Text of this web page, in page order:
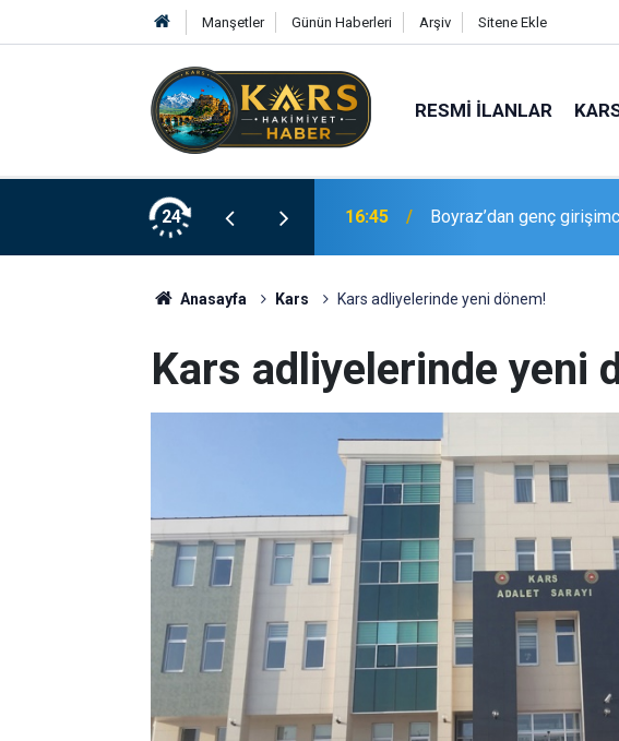
Manşetler Günün Haberleri Arşiv Sitene Ekle
RESMI İLANLAR
24
Kütüphanesini gezdi 16:45 Boyraz’dan genç
Anasayfa Kars Kars adliyelerinde yeni dönem!
Kars adliyelerinde yeni